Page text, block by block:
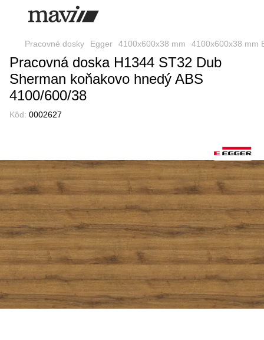
Pracovné dosky Egger 4100x600x38 mm 4100x600x38 mm
Pracovná doska H1344 ST32 Dub
Sherman koňakovo hnedý ABS
4100/600/38
Kôd: 0002627